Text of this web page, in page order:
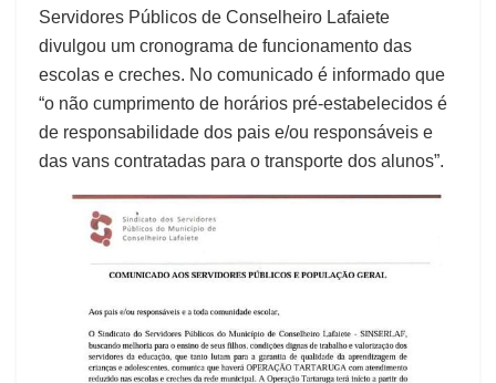
Servidores Públicos de Conselheiro Lafaiete
divulgou um cronograma de funcionamento das
escolas e creches. No comunicado é informado que
“o não cumprimento de horários pré-estabelecidos é
de responsabilidade dos pais e/ou responsáveis e
das vans contratadas para o transporte dos alunos”.